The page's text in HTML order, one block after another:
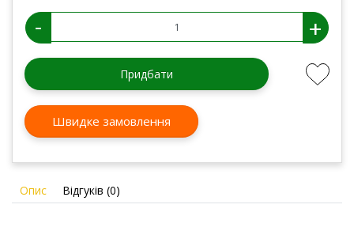
- +
Придбати
Швидке замовлення
Опис Відгуків (0)